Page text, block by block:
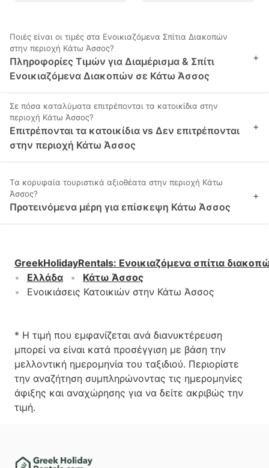
Ποιές είναι οι τιμές στα Ενοικιαζόμενα Σπίτια Διακοπών
στην περιοχή Κάτω Άσσος?
Πληροφορίες Τιμών για Διαμέρισμα & Σπίτι
Ενοικιαζόμενα Διακοπών σε Κάτω Άσσος
+
Σε πόσα καταλύματα επιτρέπονται τα κατοικίδια στην
περιοχή Κάτω Άσσος?
Επιτρέπονται τα κατοικίδια vs Δεν επιτρέπονται
στην περιοχή Κάτω Άσσος
+
Τα κορυφαία τουριστικά αξιοθέατα στην περιοχή Κάτω
Άσσος?
Προτεινόμενα μέρη για επίσκεψη Κάτω Άσσος
+
GreekHolidayRentals: Ενοικιαζόμενα σπίτια
Ελλάδα
Κάτω Άσσος
Ενοικιάσεις Κατοικιών στην Κάτω Άσσος
* Η τιμή που εμφανίζεται ανά διανυκτέρευση
μπορεί να είναι κατά προσέγγιση με βάση την
μελλοντική ημερομηνία του ταξιδιού. Περιορίστε
την αναζήτηση συμπληρώνοντας τις ημερομηνίες
άφιξης και αναχώρησης για να δείτε ακριβώς την
τιμή.